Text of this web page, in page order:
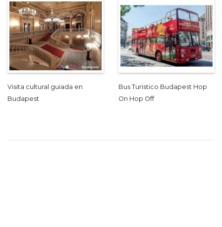
Visita cultural guiada en
Budapest
Bus Turistico Budapest Hop
On Hop Off